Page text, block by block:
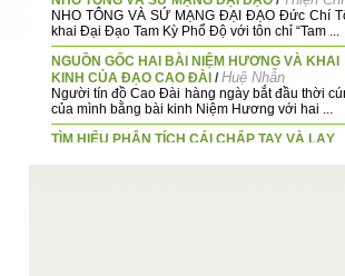
NHO TÔNG VÀ SỨ MẠNG ĐẠI ĐẠO Đức Chí
khai Đại Đạo Tam Kỳ Phổ Độ với tôn chỉ “Tam ...
NGUỒN GỐC HAI BÀI NIỆM HƯƠNG VÀ KHAI
KINH CỦA ĐẠO CAO ĐÀI /Huệ Nhẫn
Người tín đồ Cao Đài hàng ngày bắt đầu thời
của mình bằng bài kinh Niệm Hương với hai ...
TÌM HIỂU PHÂN TÍCH CÁI CHẤP TAY VÀ LẠY